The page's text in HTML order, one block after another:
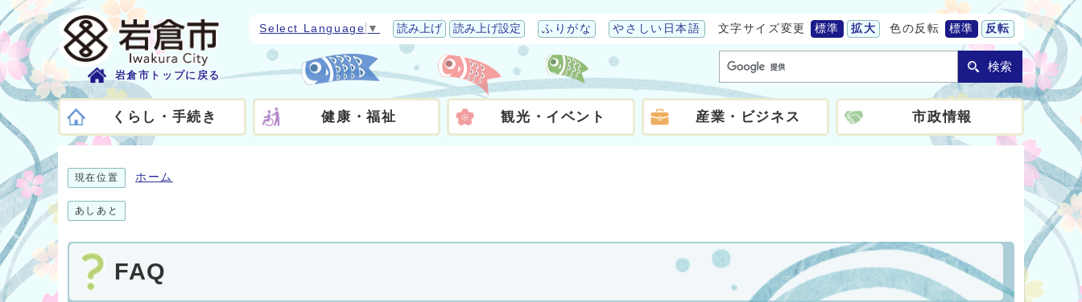
岩倉市トップに戻る
Select Language ▼ 読み上げ 読み上げ設定 ふりがな やさしい日本語 文字サイズ変更 標準 拡大 色の反転 標準 反転
検索
くらし・手続き 健康・福祉 観光・イベント 産業・ビジネス 市政情報
現在位置 ホーム
あしあと
FAQ